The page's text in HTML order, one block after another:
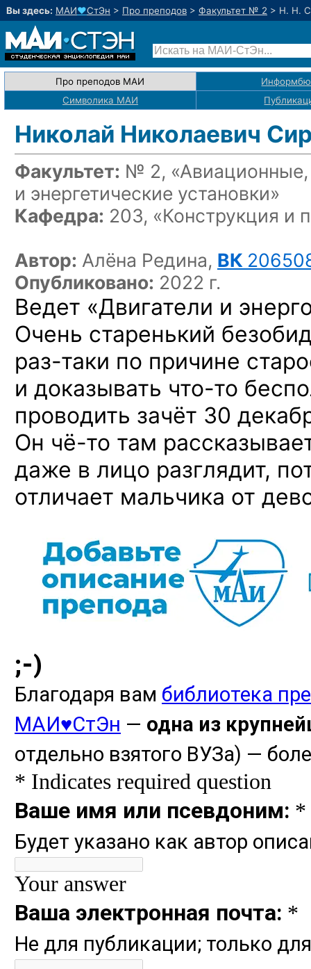
Вы здесь: МАИ♥СтЭн > Про преподов > Факультет № 2 > Н. Н.
Про преподов МАИ
Символика МАИ
Николай Николаевич
Факультет: № 2, «Авиационные,
и энергетические установки»
Кафедра: 203, «Конструкция и
Автор: Алёна Редина, ВК
Опубликовано: 2022 г.
Ведет «Двигатели и
Очень старенький
раз-таки по причине
и доказывать что-то
проводить зачёт 30
Он чё-то там
даже в лицо разглядит,
отличает мальчика от